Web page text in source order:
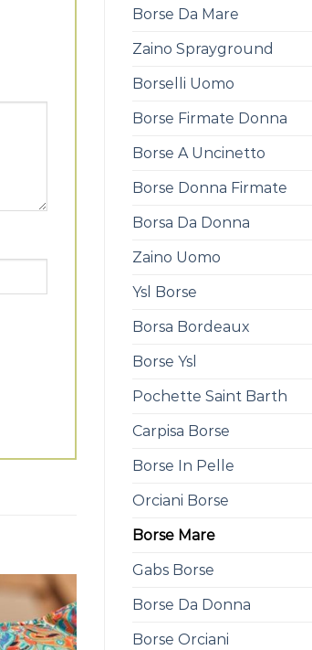
Borse Da Mare
Zaino Sprayground
Borselli Uomo
Borse Firmate Donna
Borse A Uncinetto
Borse Donna Firmate
Borsa Da Donna
Zaino Uomo
Ysl Borse
Borsa Bordeaux
Borse Ysl
Pochette Saint Barth
Carpisa Borse
Borse In Pelle
Orciani Borse
Borse Mare
Gabs Borse
Borse Da Donna
Borse Orciani